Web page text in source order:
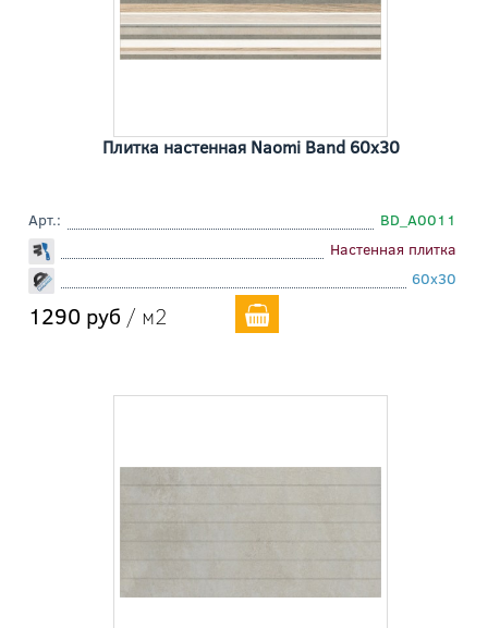
Плитка настенная Naomi Band 60x30
Арт.:
BD_A0011
Настенная плитка
60x30
1290 руб / м2